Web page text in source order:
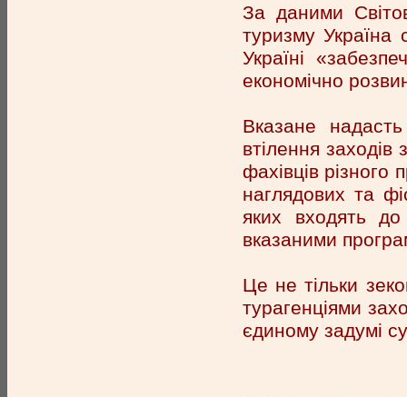
За даними
туризму Україна
Україні
економічно
Вказане
втілення заходів
фахівців різного
наглядових та
яких входять до
вказаними
Це не тільки
турагенціями
єдиному задумі